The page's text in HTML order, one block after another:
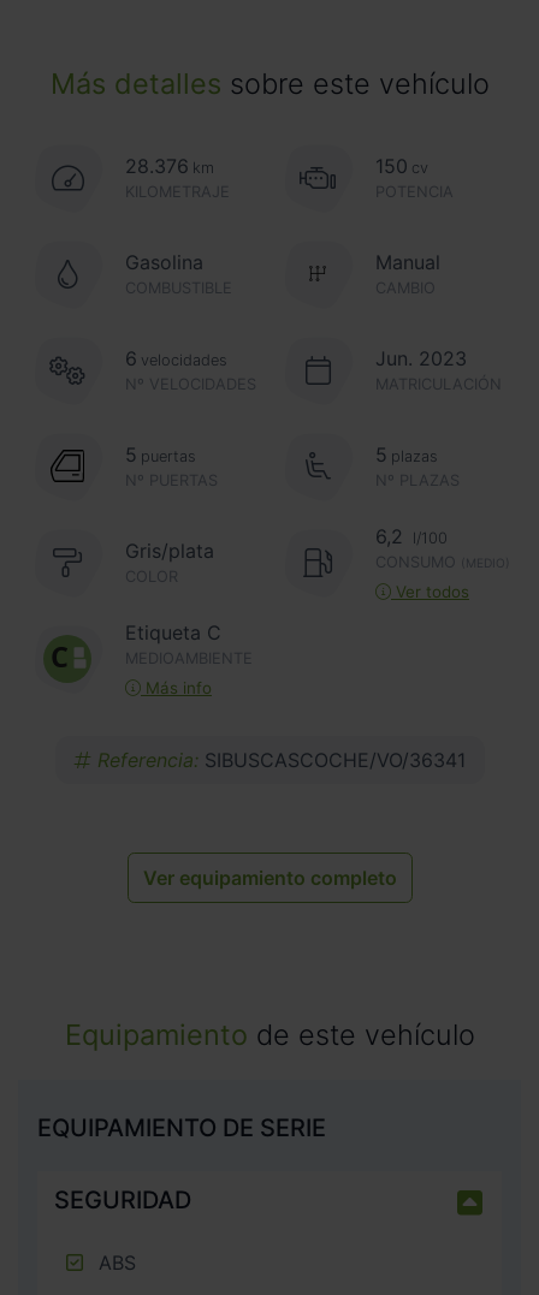
Más detalles sobre este vehículo
28.376 km
KILOMETRAJE
150 cv
POTENCIA
Gasolina
COMBUSTIBLE CAMBIO
Manual
Nº VELOCIDADES
6 velocidades Jun. 2023
MATRICULACIÓN
Nº PUERTAS
5 puertas
Nº PLAZAS
5 plazas
Gris/plata
COLOR
6,2
l/100
CONSUMO
(MEDIO)
Ver todos
Etiqueta C
MEDIOAMBIENTE
Más info
Referencia: SIBUSCASCOCHE/VO/36341
Ver equipamiento completo
Equipamiento de este vehículo
EQUIPAMIENTO DE SERIE
SEGURIDAD
ABS